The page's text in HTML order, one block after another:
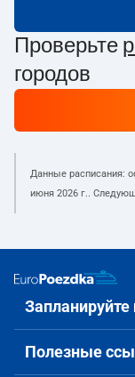
Проверьте
городов
Данные расписания:
июня 2026 г..
Запланируйте
Полезные